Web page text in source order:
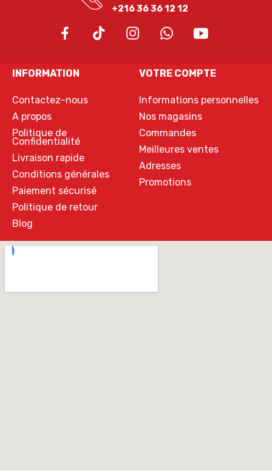
+216 36 36 12 12
INFORMATION
Contactez-nous
A propos
Politique de
Confidentialité
Livraison rapide
Conditions générales
Paiement sécurisé
Politique de retour
Blog
VOTRE COMPTE
Informations personnelles
Nos magasins
Commandes
Meilleures ventes
Adresses
Promotions